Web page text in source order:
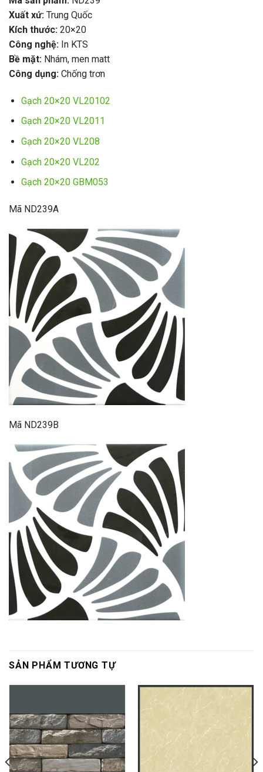
Xuất xứ: Trung Quốc
Kích thước: 20×20
Công nghệ: In KTS
Bề mặt: Nhám, men matt
Công dụng: Chống trơn
Gạch 20×20 VL20102
Gạch 20×20 VL2011
Gạch 20×20 VL208
Gạch 20×20 VL202
Gạch 20×20 GBM053
Mã ND239A
Mã ND239B
SẢN PHẨM TƯƠNG TỰ